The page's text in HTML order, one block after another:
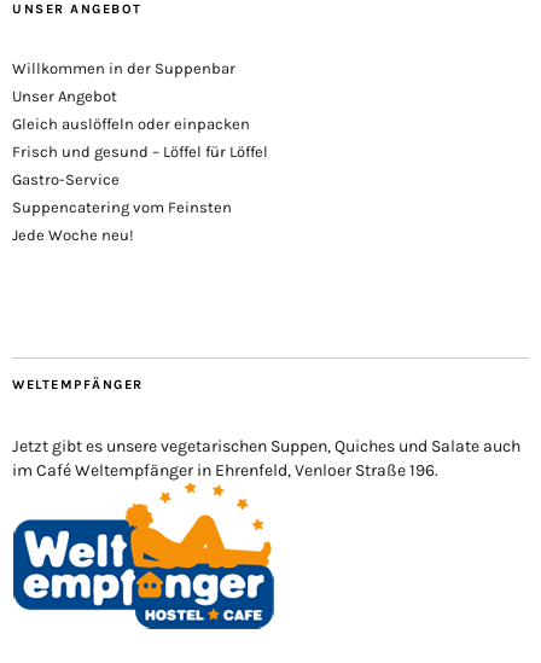
UNSER ANGEBOT
Willkommen in der Suppenbar
Unser Angebot
Gleich auslöffeln oder einpacken
Frisch und gesund – Löffel für Löffel
Gastro-Service
Suppencatering vom Feinsten
Jede Woche neu!
WELTEMPFÄNGER
Jetzt gibt es unsere vegetarischen Suppen, Quiches und Salate auch
im Café Weltempfänger in Ehrenfeld, Venloer Straße 196.